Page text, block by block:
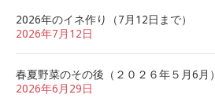
2026年のイネ作り（7月12日まで）
2026年7月12日
春夏野菜のその後（２０２６年５月6月）
2026年6月29日